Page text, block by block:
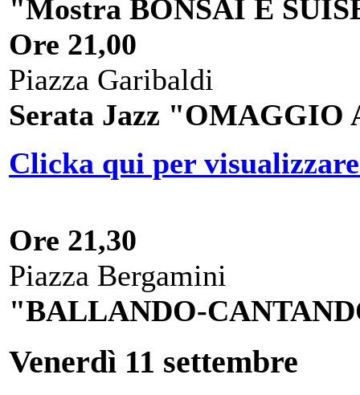
"Mostra BONSAI E
Ore 21,00
Piazza Garibaldi
Serata Jazz
Clicka qui per
Ore 21,30
Piazza Bergamini
"BALLANDO-
Venerdì 11 settembre